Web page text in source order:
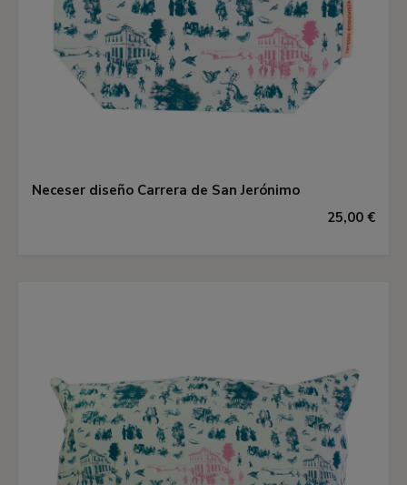
Neceser diseño Carrera de San Jerónimo
25,00 €